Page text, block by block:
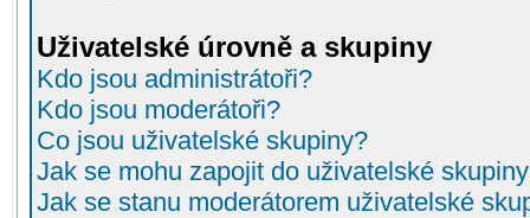
Uživatelské úrovně a skupiny
Kdo jsou administrátoři?
Kdo jsou moderátoři?
Co jsou uživatelské skupiny?
Jak se mohu zapojit do uživatelské
Jak se stanu moderátorem uživatelské